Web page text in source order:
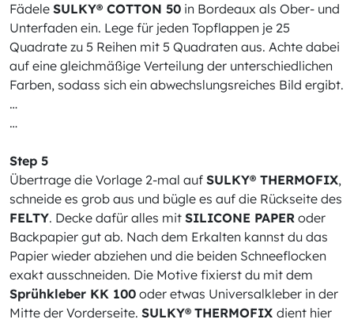
Fädele SULKY® COTTON 50 in Bordeaux als Ober- und
Unterfaden ein. Lege für jeden Topflappen je 25
Quadrate zu 5 Reihen mit 5 Quadraten aus. Achte dabei
auf eine gleichmäßige Verteilung der unterschiedlichen
Farben, sodass sich ein abwechslungsreiches Bild ergibt.
…
…
Step 5
Übertrage die Vorlage 2-mal auf SULKY® THERMOFIX,
schneide es grob aus und bügle es auf die Rückseite des
FELTY. Decke dafür alles mit SILICONE PAPER oder
Backpapier gut ab. Nach dem Erkalten kannst du das
Papier wieder abziehen und die beiden Schneeflocken
exakt ausschneiden. Die Motive fixierst du mit dem
Sprühkleber KK 100 oder etwas Universalkleber in der
Mitte der Vorderseite. SULKY® THERMOFIX dient hier